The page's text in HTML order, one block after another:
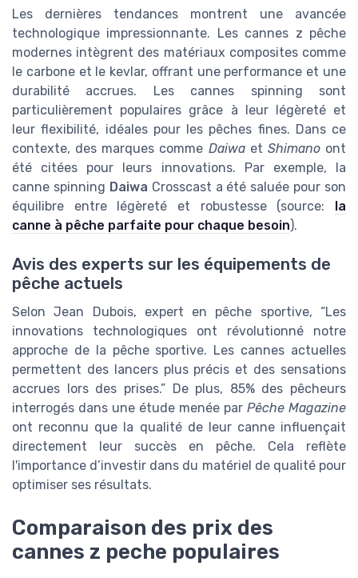
Les dernières tendances montrent une avancée
technologique impressionnante. Les cannes z pêche
modernes intègrent des matériaux composites comme
le carbone et le kevlar, offrant une performance et une
durabilité accrues. Les cannes spinning sont
particulièrement populaires grâce à leur légèreté et
leur flexibilité, idéales pour les pêches fines. Dans ce
contexte, des marques comme Daiwaet Shimanoont
été citées pour leurs innovations. Par exemple, la
canne spinning Daiwa Crosscast a été saluée pour son
équilibre entre légèreté et robustesse (source: la
canne à pêche parfaite pour chaque besoin).
Avis des experts sur les équipements de
pêche actuels
Selon Jean Dubois, expert en pêche sportive, “Les
innovations technologiques ont révolutionné notre
approche de la pêche sportive. Les cannes actuelles
permettent des lancers plus précis et des sensations
accrues lors des prises.” De plus, 85% des pêcheurs
interrogés dans une étude menée par Pêche Magazine
ont reconnu que la qualité de leur canne influençait
directement leur succès en pêche. Cela reflète
l'importance d’investir dans du matériel de qualité pour
optimiser ses résultats.
Comparaison des prix des
cannes z peche populaires